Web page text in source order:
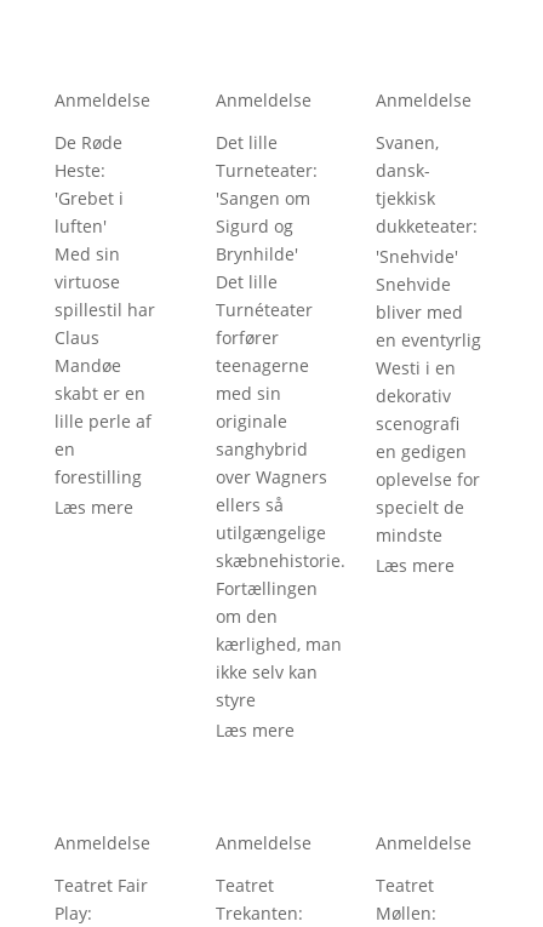
Anmeldelse
De Røde
Heste:
'Grebet i
luften'
Med sin
virtuose
spillestil har
Claus
Mandøe
skabt er en
lille perle af
en
forestilling
Læs mere
Anmeldelse
Det lille
Turneteater:
'Sangen om
Sigurd og
Brynhilde'
Det lille
Turnéteater
forfører
teenagerne
med sin
originale
sanghybrid
over Wagners
ellers så
utilgængelige
skæbnehistorie.
Fortællingen
om den
kærlighed, man
ikke selv kan
styre
Læs mere
Anmeldelse
Svanen,
dansk-
tjekkisk
dukketeater:
'Snehvide'
Snehvide
bliver med
en eventyrlig
Westi i en
dekorativ
scenografi
en gedigen
oplevelse for
specielt de
mindste
Læs mere
Anmeldelse
Teatret Fair
Play:
Anmeldelse
Teatret
Trekanten:
Anmeldelse
Teatret
Møllen: